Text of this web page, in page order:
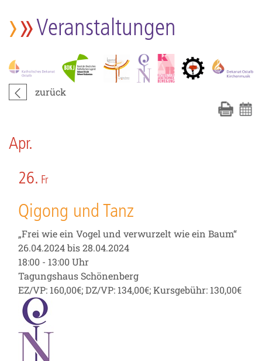
Veranstaltungen
zurück
Apr.
26. Fr
Qigong und Tanz
„Frei wie ein Vogel und verwurzelt wie ein Baum“
26.04.2024 bis 28.04.2024
18:00 - 13:00 Uhr
Tagungshaus Schönenberg
EZ/VP: 160,00€; DZ/VP: 134,00€; Kursgebühr: 130,00€